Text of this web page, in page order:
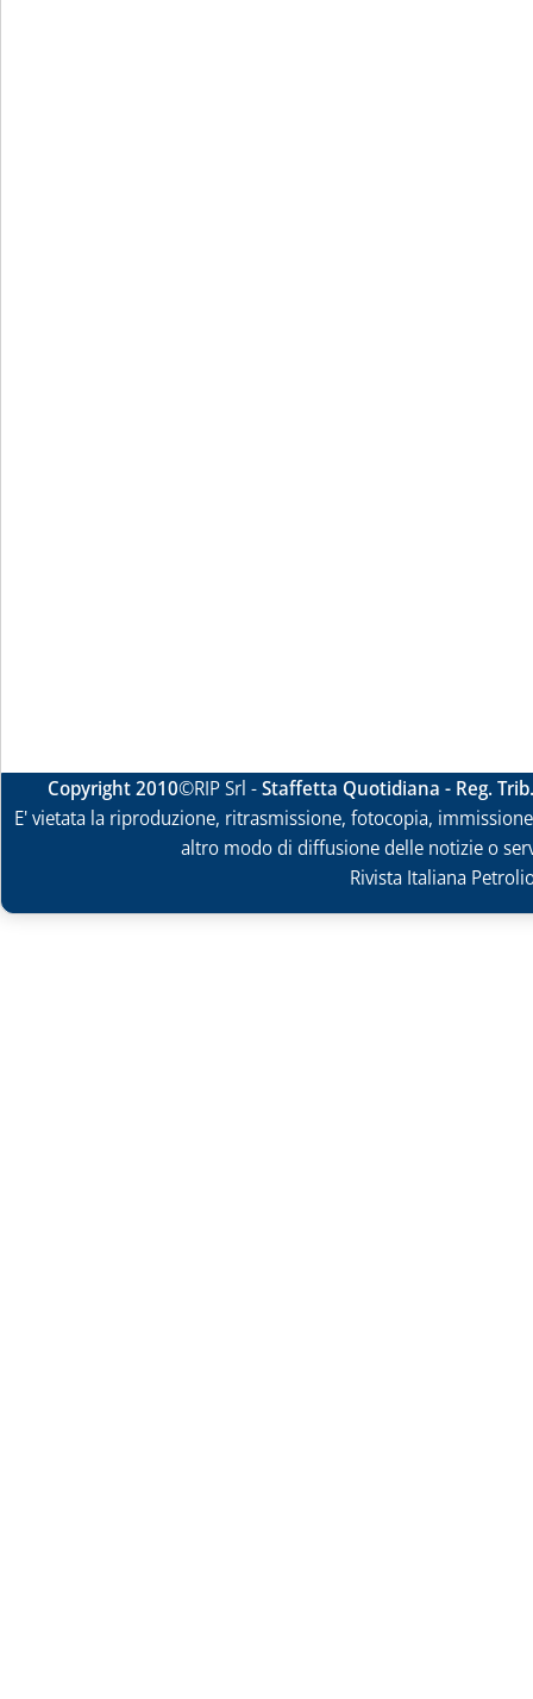
Copyright 2010©RIP Srl -Staffetta Quotidiana - Reg.
E' vietata la riproduzione, ritrasmissione, fotocopia,
altro modo di diffusione delle notizie o
Rivista Italiana